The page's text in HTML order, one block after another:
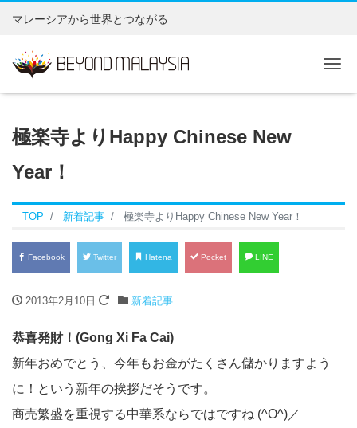
マレーシアから世界とつながる
極楽寺よりHappy Chinese New
Year！
TOP 新着記事 極楽寺よりHappy Chinese New Year！
Facebook Twitter Hatena Pocket LINE
2013年2月10日 新着記事
恭喜発財！(Gong Xi Fa Cai)
新年おめでとう、今年もお金がたくさん儲かりますよう
に！という新年の挨拶だそうです。
商売繁盛を重視する中華系ならではですね (^O^)／